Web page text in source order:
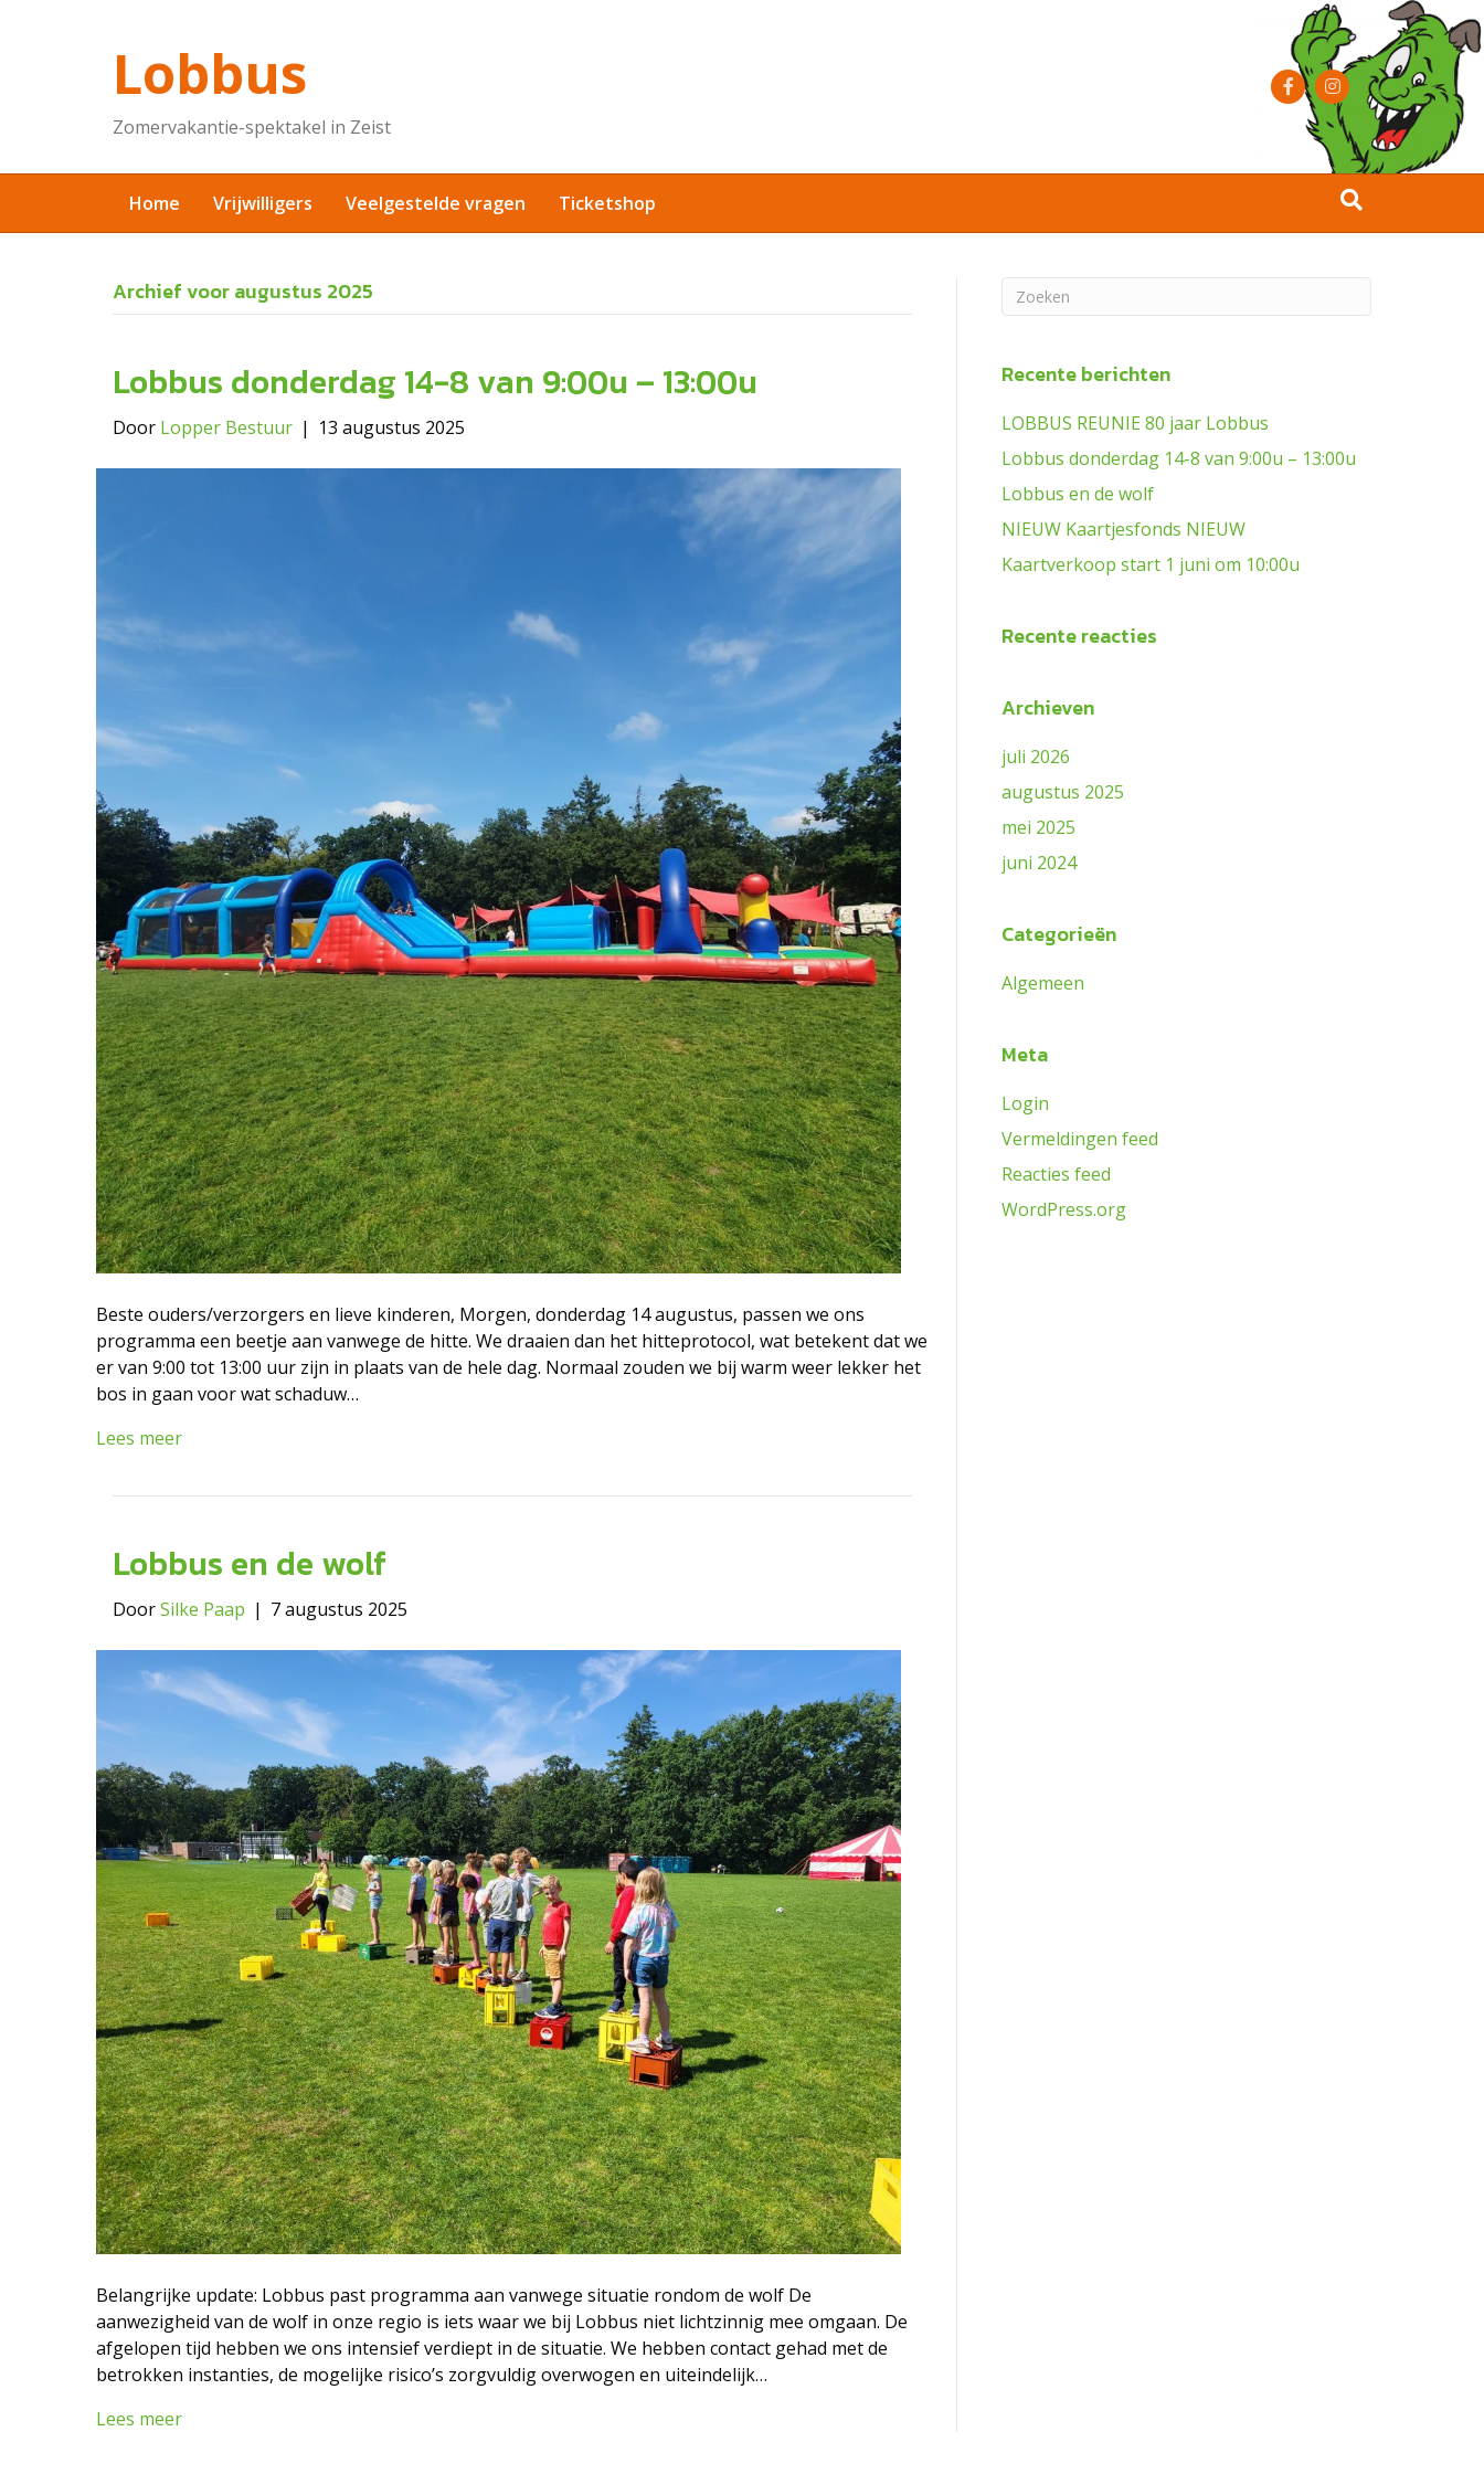
Lobbus
Zomervakantie-spektakel in Zeist
FacebookInstagram
Home Vrijwilligers Veelgestelde vragen Ticketshop
Archief voor augustus 2025
Lobbus donderdag 14-8 van 9:00u – 13:00u
Door Lopper Bestuur | 13 augustus 2025
Beste ouders/verzorgers en lieve kinderen, Morgen, donderdag 14 augustus, passen we ons
programma een beetje aan vanwege de hitte. We draaien dan het hitteprotocol, wat betekent dat we
er van 9:00 tot 13:00 uur zijn in plaats van de hele dag. Normaal zouden we bij warm weer lekker het
bos in gaan voor wat schaduw…
Lees meer
Lobbus en de wolf
DoorSilke Paap | 7 augustus 2025
Belangrijke update: Lobbus past programma aan vanwege situatie rondom de wolf De
aanwezigheid van de wolf in onze regio is iets waar we bij Lobbus niet lichtzinnig mee omgaan. De
afgelopen tijd hebben we ons intensief verdiept in de situatie. We hebben contact gehad met de
betrokken instanties, de mogelijke risico’s zorgvuldig overwogen en uiteindelijk…
Lees meer
Recente berichten
LOBBUS REUNIE 80 jaar Lobbus
Lobbus donderdag 14-8 van 9:00u – 13:00u
Lobbus en de wolf
NIEUW Kaartjesfonds NIEUW
Kaartverkoop start 1 juni om 10:00u
Recente reacties
Archieven
juli 2026
augustus 2025
mei 2025
juni 2024
Categorieën
Algemeen
Meta
Login
Vermeldingen feed
Reacties feed
WordPress.org